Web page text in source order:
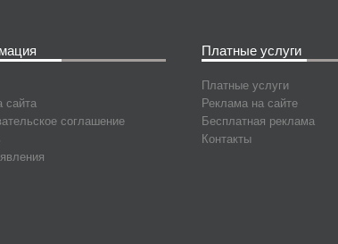
сайта
соглашение
Платные услуги
Платные услуги
Реклама на сайте
Бесплатная реклама
Контакты